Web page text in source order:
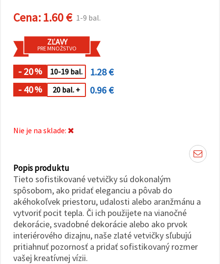
Alebo
uviesť svoje
preferencie
Nastaveniach
výberom
daného
typu
súborov
cookie a
Nastavenia
Cena:1.60 € 1-9 bal.
ZĽAVY
PRE MNOŽSTVO
- 20% 10-19 bal.
1.28 €
- 40% 20 bal. + 0.96 €
Nie je na sklade:
Popis produktu
Tieto sofistikované vetvičky sú dokonalým
spôsobom, ako pridať eleganciu a pôvab do
akéhokoľvek priestoru, udalosti alebo aranžmánu a
vytvoriť pocit tepla. Či ich použijete na vianočné
dekorácie, svadobné dekorácie alebo ako prvok
interiérového dizajnu, naše zlaté vetvičky sľubujú
pritiahnuť pozornosť a pridať sofistikovaný rozmer
vašej kreatívnej vízii.